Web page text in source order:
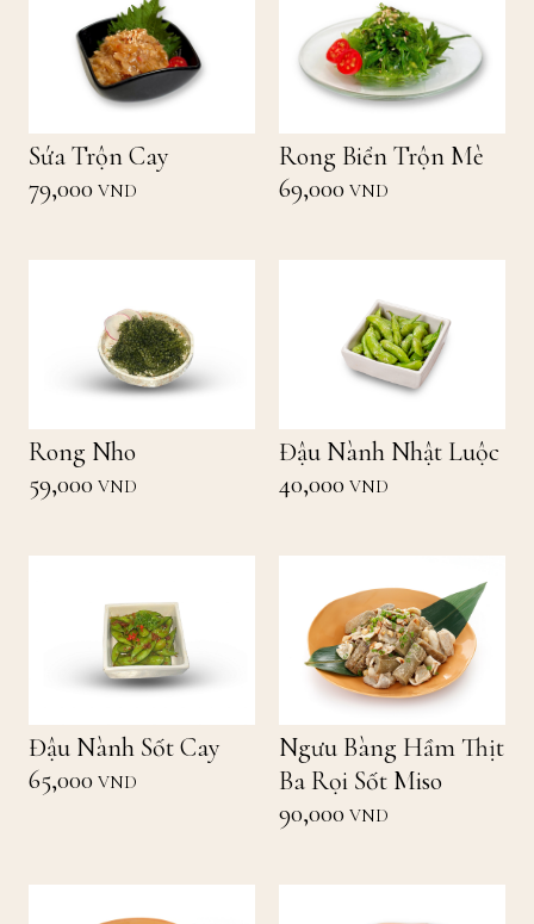
Sứa Trộn Cay
79,000 VND
Rong Biển Trộn Mè
69,000 VND
Rong Nho
59,000 VND
Đậu Nành Nhật Luộc
40,000 VND
Đậu Nành Sốt Cay
65,000 VND
Ngưu Bàng Hầm Thịt
Ba Rọi Sốt Miso
90,000 VND